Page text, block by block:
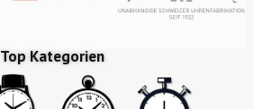
Top Kategorien